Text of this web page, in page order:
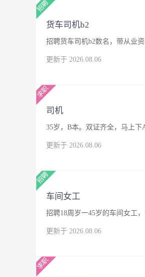
货车司机b2
招聘货车司机b2数名，带从业
更新于 2026.08.06
司机
35岁，B本。双证齐全，马上
更新于 2026.08.06
车间女工
招聘18周岁一45岁的车间女工
更新于 2026.08.06